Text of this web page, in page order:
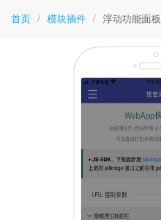
首页 / 模块插件 / 浮动功能面板